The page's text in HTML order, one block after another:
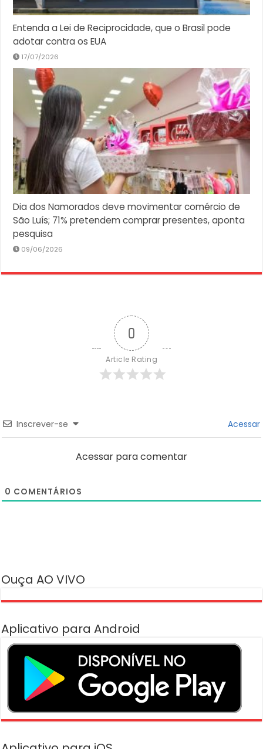
Entenda a Lei de Reciprocidade, que o Brasil pode
adotar contra os EUA
17/07/2026
Dia dos Namorados deve movimentar comércio de
São Luís; 71% pretendem comprar presentes, aponta
pesquisa
09/06/2026
0
Article Rating
Inscrever-se Acessar
Acessar para comentar
0 COMENTÁRIOS
Ouça AO VIVO
Aplicativo para Android